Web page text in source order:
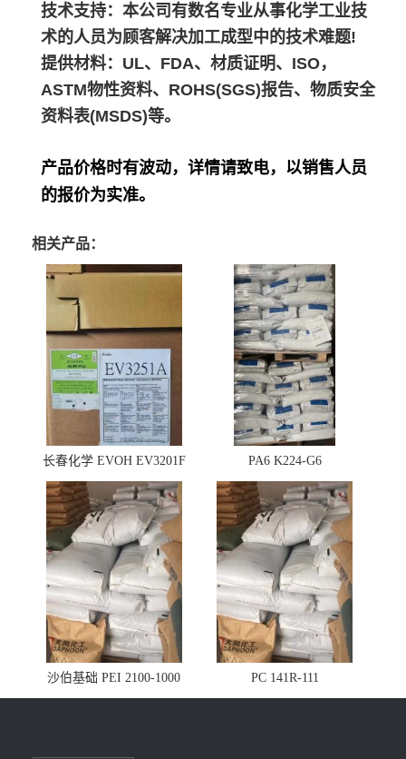
技术支持：本公司有数名专业从事化学工业技
术的人员为顾客解决加工成型中的技术难题!
提供材料：UL、FDA、材质证明、ISO，
ASTM物性资料、ROHS(SGS)报告、物质安全
资料表(MSDS)等。
产品价格时有波动，详情请致电，以销售人员
的报价为实准。
相关产品：
长春化学 EVOH EV3201F PA6 K224-G6
沙伯基础 PEI 2100-1000 PC 141R-111